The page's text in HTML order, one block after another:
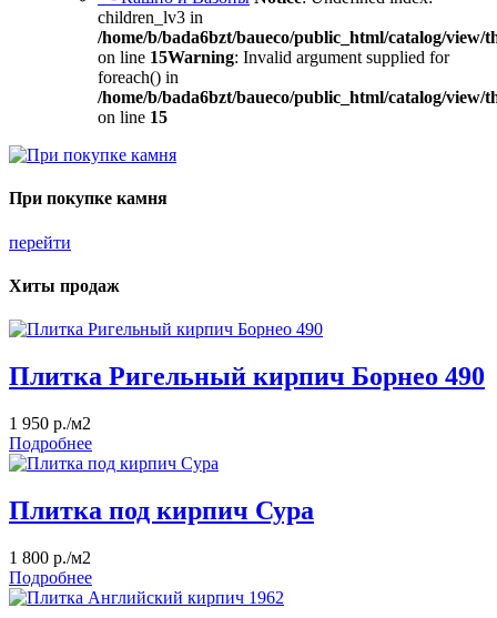
children_lv3 in
/home/b/bada6bzt/baueco/public_html/catalog/view/
on line 15Warning: Invalid argument supplied for
foreach() in
/home/b/bada6bzt/baueco/public_html/catalog/view/
on line 15
При покупке камня
перейти
Хиты продаж
Плитка Ригельный кирпич Борнео 490
1 950 р./м2
Подробнее
Плитка под кирпич Сура
1 800 р./м2
Подробнее